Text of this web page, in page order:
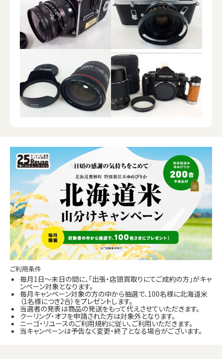
ご利用条件
毎月1日～末日の間に、「出張・店頭買取りにてご成約の方」がキャ
ンペーン対象となります。
毎月キャンペーン対象の方の中から抽選で、100名様に北海道米
（1名様につき2合）をプレゼントします。
当選者の発表は商品の発送をもって代えさせていただきます。
クーリング・オフを申請された方は対象外となります。
ニーゴ・リユースのご利用規約に従い、ご利用いただきます。
当キャンペーンは予告なく変更・終了となる場合がございます。